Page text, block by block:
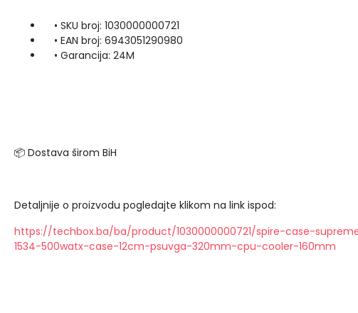
• SKU broj: 1030000000721
• EAN broj: 6943051290980
• Garancija: 24M
📦 Dostava širom BiH
Detaljnije o proizvodu pogledajte klikom na link ispod:
https://techbox.ba/ba/product/1030000000721/spire-case-
1534-500watx-case-12cm-psuvga-320mm-cpu-cooler-160mm